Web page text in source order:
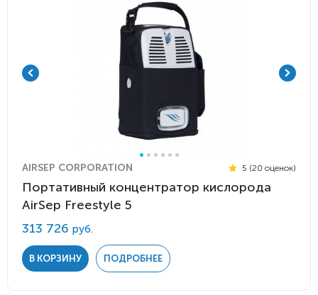
AIRSEP CORPORATION 5 (20 оценок)
Портативный концентратор кислорода
AirSep Freestyle 5
313 726 руб.
В КОРЗИНУ ПОДРОБНЕЕ